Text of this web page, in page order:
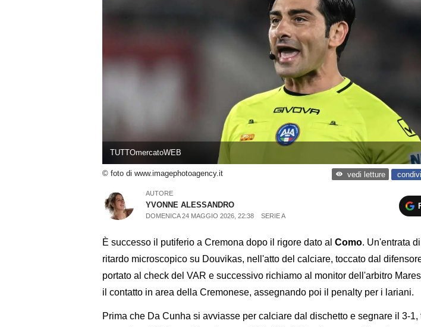
TUTTOmercatoWEB
© foto di www.imagephotoagency.it vedi letture
AUTORE
YVONNE ALESSANDRO
DOMENICA 24 MAGGIO 2026, 22:38 SERIE A
È successo il putiferio a Cremona dopo il rigore dato al Como. Un'entrata
ritardo microscopico su Douvikas, nell'atto del calciare, toccato dal
portato al check del VAR e successivo richiamo al monitor dell'arbitro
il contatto in area della Cremonese, assegnando poi il penalty per i lariani.
Prima che Da Cunha si avviasse per calciare dal dischetto e segnare il 3-1,